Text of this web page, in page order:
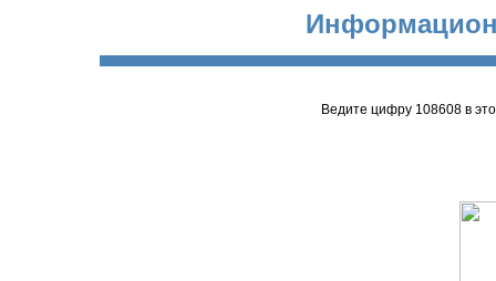
Ведите цифру 108608 в